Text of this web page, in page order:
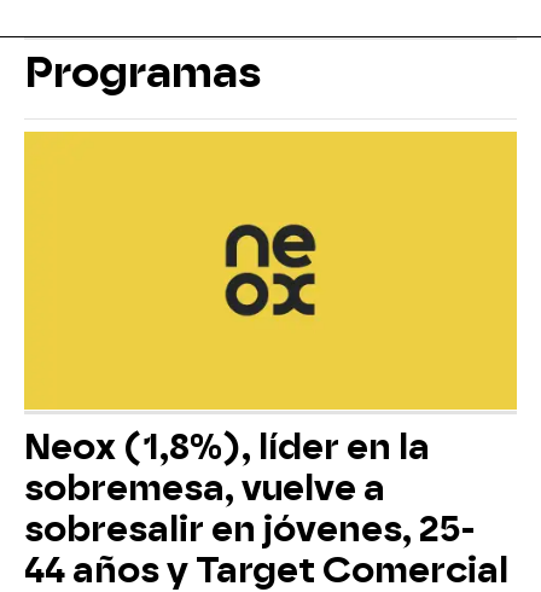
Programas
Neox (1,8%), líder en la
sobremesa, vuelve a
sobresalir en jóvenes, 25-
44 años y Target Comercial